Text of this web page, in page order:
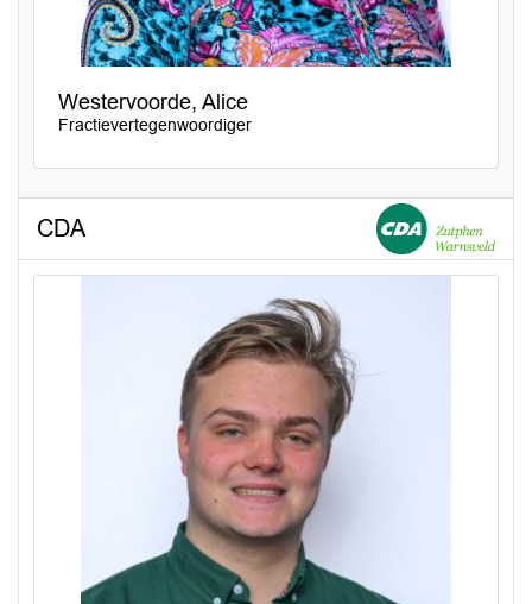
Westervoorde, Alice
Fractievertegenwoordiger
CDA